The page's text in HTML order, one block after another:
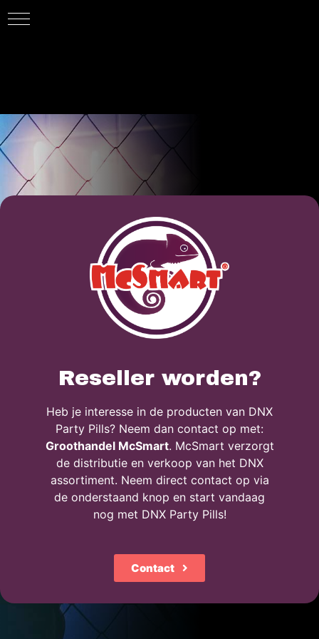
Reseller worden?
Heb je interesse in de producten van DNX
Party Pills? Neem dan contact op met:
Groothandel McSmart. McSmart verzorgt
de distributie en verkoop van het DNX
assortiment. Neem direct contact op via
de onderstaand knop en start vandaag
nog met DNX Party Pills!
Contact